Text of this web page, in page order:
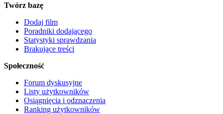
Twórz bazę
Dodaj film
Poradniki dodającego
Statystyki sprawdzania
Brakujące treści
Społeczność
Forum dyskusyjne
Listy użytkowników
Osiągnięcia i odznaczenia
Ranking użytkowników